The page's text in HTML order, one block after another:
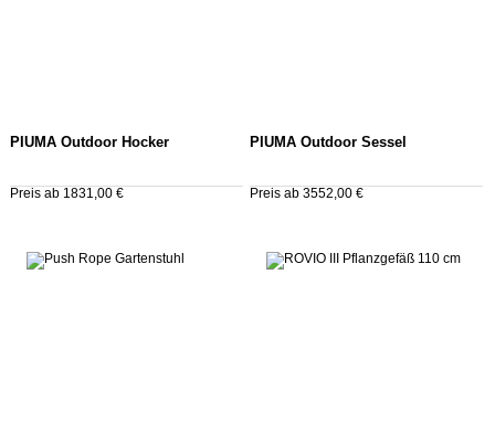
PIUMA Outdoor Hocker
Preis ab 1831,00 €
PIUMA Outdoor Sessel
Preis ab 3552,00 €